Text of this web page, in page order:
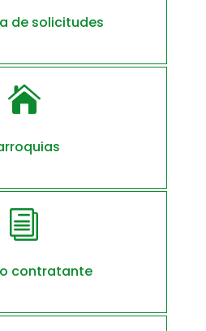
de solicitudes

i
contratante